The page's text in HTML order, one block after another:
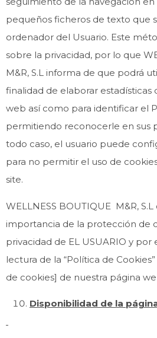
pequeños ficheros de texto que
ordenador del Usuario. Este
sobre la privacidad, por lo que
M&R, S.L informa de que podrá
finalidad de elaborar estadísticas
web así como para identificar el
permitiendo reconocerle en sus
todo caso, el usuario puede
para no permitir el uso de
site.
WELLNESS BOUTIQUE M&R,
importancia de la protección de
privacidad de EL USUARIO y por
lectura de la “Política de
de cookies] de nuestra página
Disponibilidad de la